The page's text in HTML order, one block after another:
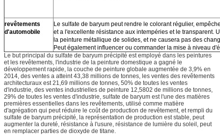
revêtements
d'automobile
Le sulfate de baryum peut rendre le colorant régulier,
et a l'excellente résistance aux intempéries et le transparent.
la peinture métallique de solides, et ne causera pas des
Peut également influencer ou commander la mise à niveau
Le but principal du sulfate de baryum précipité est employé dans les peintures
et les revêtements, l'industrie de la peinture domestique a gagné le
développement rapide, la couche de peinture globale augmentée de 3,9% en
2014, des ventes a atteint 43,38 millions de tonnes, les ventes des revêtements
architecturaux est 21,69 millions de tonnes, 50% de toutes les ventes
d'industrie, des ventes industrielles de peinture 12,5802 de millions de tonnes,
29% de toutes les ventes d'industrie, sulfate de baryum est l'une des matières
premières essentielles dans les revêtements, utilisé comme matière
d'agrégation qui peut réduire le coût de production de revêtement, et rempli du
sulfate de baryum précipité, la représentation de production est stable, peut
augmenter la dureté, résistance à l'usure, résistance de lumière du soleil, peut
en remplacer parties de dioxyde de titane.